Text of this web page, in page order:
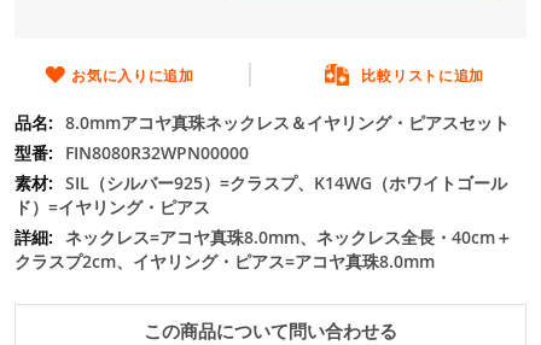
お気に入りに追加 比較リストに追加
8.0mmアコヤ真珠ネックレス＆イヤリング・ピアスセット
FIN8080R32WPN00000
SIL（シルバー925）=クラスプ、K14WG（ホワイトゴール
ド）=イヤリング・ピアス
ネックレス=アコヤ真珠8.0mm、ネックレス全長・40cm＋
クラスプ2cm、イヤリング・ピアス=アコヤ真珠8.0mm
この商品について問い合わせる